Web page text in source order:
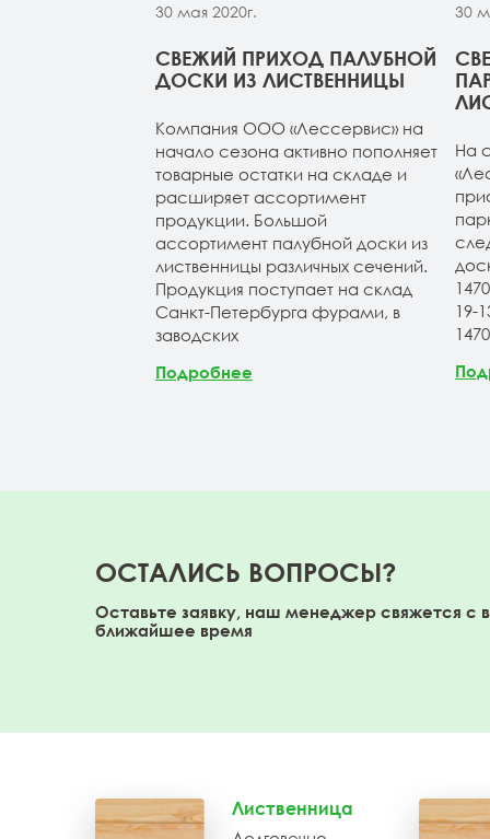
30 мая 2020г.
СВЕЖИЙ ПРИХОД ПАЛУБНОЙ
ДОСКИ ИЗ ЛИСТВЕННИЦЫ
Компания ООО «Лессервис» на
начало сезона активно пополняет
товарные остатки на складе и
расширяет ассортимент
продукции. Большой
ассортимент палубной доски из
лиственницы различных сечений.
Продукция поступает на склад
Санкт-Петербурга фурами, в
заводских
Подробнее
30
На
19-
ОСТАЛИСЬ ВОПРОСЫ?
Оставьте заявку, наш менеджер свяжется с
ближайшее время
Лиственница